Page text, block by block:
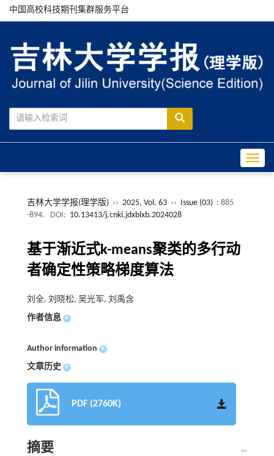
中国高校科技期刊集群服务平台
吉林大学学报(理学版) ›› 2025, Vol. 63 ›› Issue (03) : 885
-894.
DOI: 10.13413/j.cnki.jdxblxb.2024028
基于渐近式k-means聚类的多行动
者确定性策略梯度算法
刘全, 刘晓松, 吴光军, 刘禹含
作者信息 +
Author information +
文章历史 +
PDF (2760K)
摘要